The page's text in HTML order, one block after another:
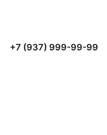
+7 (937) 999-99-99